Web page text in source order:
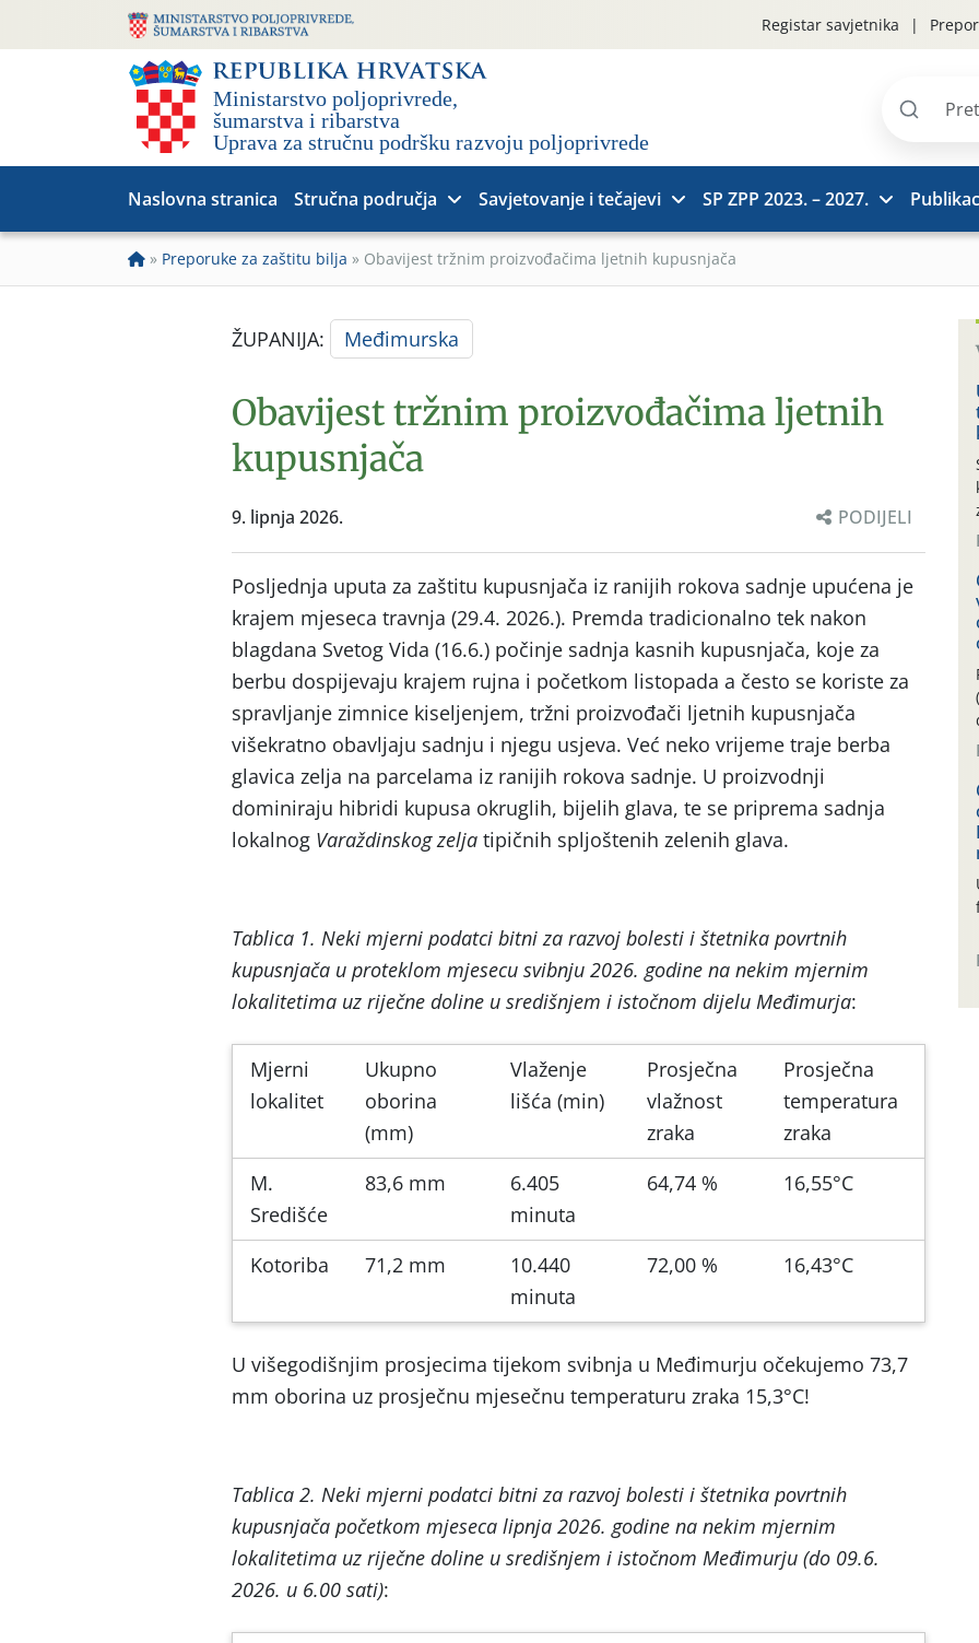
Registar savjetnika
Pretraži
Naslovna stranica Stručna područja Savjetovanje i tečajevi SP ZPP 2023. – 2027.
» Preporuke za zaštitu bilja » Obavijest tržnim proizvođačima ljetnih kupusnjača
ŽUPANIJA: Međimurska
Obavijest tržnim proizvođačima ljetnih
kupusnjača
9. lipnja 2026. PODIJELI
Posljednja uputa za zaštitu kupusnjača iz ranijih rokova sadnje upućena je
krajem mjeseca travnja (29.4. 2026.). Premda tradicionalno tek nakon
blagdana Svetog Vida (16.6.) počinje sadnja kasnih kupusnjača, koje za
berbu dospijevaju krajem rujna i početkom listopada a često se koriste za
spravljanje zimnice kiseljenjem, tržni proizvođači ljetnih kupusnjača
višekratno obavljaju sadnju i njegu usjeva. Već neko vrijeme traje berba
glavica zelja na parcelama iz ranijih rokova sadnje. U proizvodnji
dominiraju hibridi kupusa okruglih, bijelih glava, te se priprema sadnja
lokalnog Varaždinskog zelja tipičnih spljoštenih zelenih glava.
Tablica 1. Neki mjerni podatci bitni za razvoj bolesti i štetnika povrtnih
kupusnjača u proteklom mjesecu svibnju 2026. godine na nekim mjernim
lokalitetima uz riječne doline u središnjem i istočnom dijelu Međimurja:
Mjerni
lokalitet
Ukupno
oborina
(mm)
Vlaženje
lišća (min)
Prosječna
vlažnost
zraka
Prosječna
temperatura
zraka
M.
Središće
83,6 mm
6.405
minuta
64,74 % 16,55°C
Kotoriba 71,2 mm
10.440
minuta
72,00 % 16,43°C
U višegodišnjim prosjecima tijekom svibnja u Međimurju očekujemo 73,7
mm oborina uz prosječnu mjesečnu temperaturu zraka 15,3°C!
Tablica 2. Neki mjerni podatci bitni za razvoj bolesti i štetnika povrtnih
kupusnjača početkom mjeseca lipnja 2026. godine na nekim mjernim
lokalitetima uz riječne doline u središnjem i istočnom Međimurju (do 09.6.
2026. u 6.00 sati):